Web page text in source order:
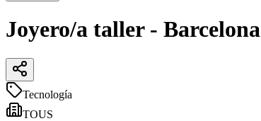
Joyero/a taller - Barcelona
Tecnología
TOUS